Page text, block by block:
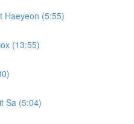
Haeyeon (5:55)
(13:55)
Sa (5:04)